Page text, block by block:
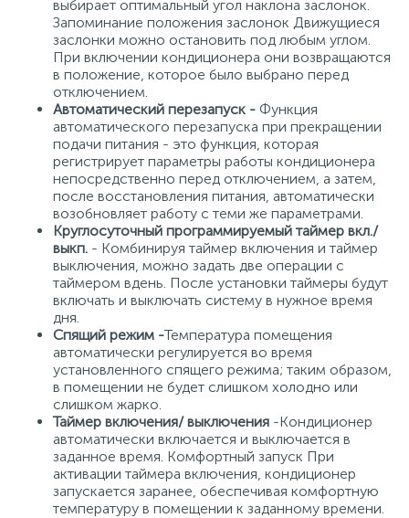
выбирает оптимальный угол наклона заслонок.
Запоминание положения заслонок Движущиеся
заслонки можно остановить под любым углом.
При включении кондиционера они возвращаются
в положение, которое было выбрано перед
отключением.
Автоматический перезапуск - Функция
автоматического перезапуска при прекращении
подачи питания - это функция, которая
регистрирует параметры работы кондиционера
непосредственно перед отключением, а затем,
после восстановления питания, автоматически
возобновляет работу с теми же параметрами.
Круглосуточный программируемый таймер вкл./
выкп. - Комбинируя таймер включения и таймер
выключения, можно задать две операции с
таймером вдень. После установки таймеры будут
включать и выключать систему в нужное время
дня.
Спящий режим -Температура помещения
автоматически регулируется во время
установленного спящего режима; таким образом,
в помещении не будет слишком холодно или
слишком жарко.
Таймер включения/ выключения -Кондиционер
автоматически включается и выключается в
заданное время. Комфортный запуск При
активации таймера включения, кондиционер
запускается заранее, обеспечивая комфортную
температуру в помещении к заданному времени.